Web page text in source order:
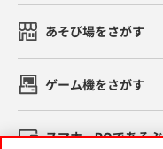
あそび場をさがす
ゲーム機をさがす
スマホ・PCであそぶ